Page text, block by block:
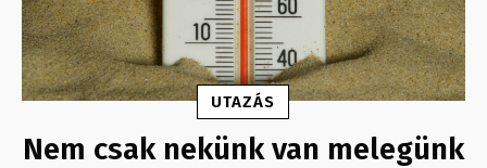
UTAZÁS
Nem csak nekünk van melegünk